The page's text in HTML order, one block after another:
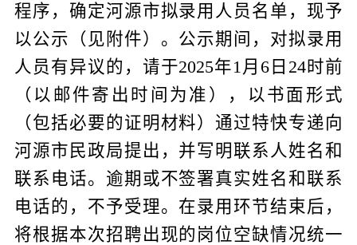
程序，确定河源市拟录用人员名单，现予
以公示（见附件）。公示期间，对拟录用
人员有异议的，请于2025年1 月 6 日 24时前
（以邮件寄出时间为准），以书面形式
（包括必要的证明材料）通过特快专递向
河源市民政局提出，并写明联系人姓名和
联系电话。逾期或不签署真实姓名和联系
电话的，不予受理。在录用环节结束后，
将根据本次招聘出现的岗位空缺情况统一